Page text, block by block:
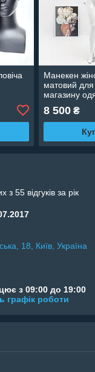
Манекен
матовий для
магазину
8 500₴
з 55 відгуків за рік
18, Київ, Україна
з 09:00 до 19:00
графік роботи